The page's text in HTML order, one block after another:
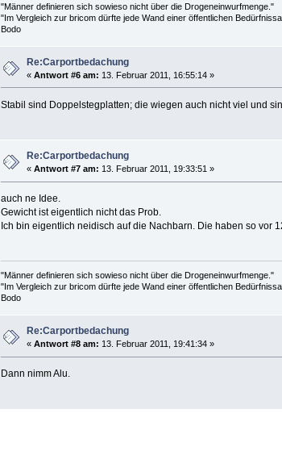
"Männer definieren sich sowieso nicht über die Drogeneinwurfmenge."
"Im Vergleich zur bricom dürfte jede Wand einer öffentlichen
Bodo
Re:Carportbedachung
«Antwort #6 am: 13. Februar 2011, 16:55:14 »
Stabil sind Doppelstegplatten; die wiegen auch nicht viel und
Re:Carportbedachung
«Antwort #7 am: 13. Februar 2011, 19:33:51 »
auch ne Idee.
Gewicht ist eigentlich nicht das Prob.
Ich bin eigentlich neidisch auf die Nachbarn. Die haben so vor
"Männer definieren sich sowieso nicht über die Drogeneinwurfmenge."
"Im Vergleich zur bricom dürfte jede Wand einer öffentlichen
Bodo
Re:Carportbedachung
«Antwort #8 am: 13. Februar 2011, 19:41:34 »
Dann nimm Alu.